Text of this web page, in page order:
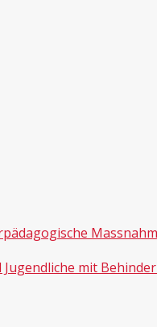
Jugendliche mit